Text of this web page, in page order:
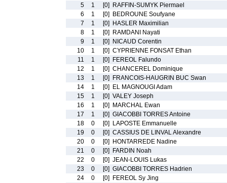
5
1 [0]
RAFFIN-SUMYK Piermael
6
1 [0]
BEDROUNE Soufyane
7
1 [0]
HASLER Maximilian
8
1 [0]
RAMDANI Nayati
9
1 [0]
NICAUD Corentin
10
1 [0] CYPRIENNE FONSAT Ethan
11
1 [0]
FEREOL Falundo
12
1 [0] CHANCEREL Dominique
13
1 [0]
FRANCOIS-HAUGRIN BUC Swan
14
1 [0]
EL MAGNOUGI Adam
15
1 [0] VALEY Joseph
16
1 [0]
MARCHAL Ewan
17
1 [0] GIACOBBI TORRES Antoine
18
0 [0]
LAPOSTE Emmanuelle
19
0 [0] CASSIUS DE LINVAL Alexandre
20
0 [0]
HONTARREDE Nadine
21
0 [0]
FARDIN Noah
22
0 [0] JEAN-LOUIS Lukas
23
0 [0] GIACOBBI TORRES Hadrien
24
0 [0]
FEREOL Sy Jing